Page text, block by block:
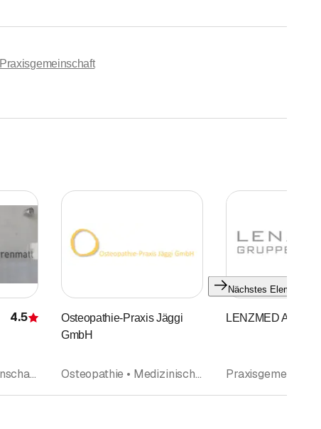
Praxisgemeinschaft
Bewertung
4.5
Spital • Praxisgemeinschaft • Praxis • Praxis • Gesundheitspraxis
Osteopathie-Praxis Jäggi
GmbH
Osteopathie • Medizinische Massage • Praxis • Praxis • Komplementärtherapie • Craniosacral Therapie
LENZMED AG
Nächstes Element